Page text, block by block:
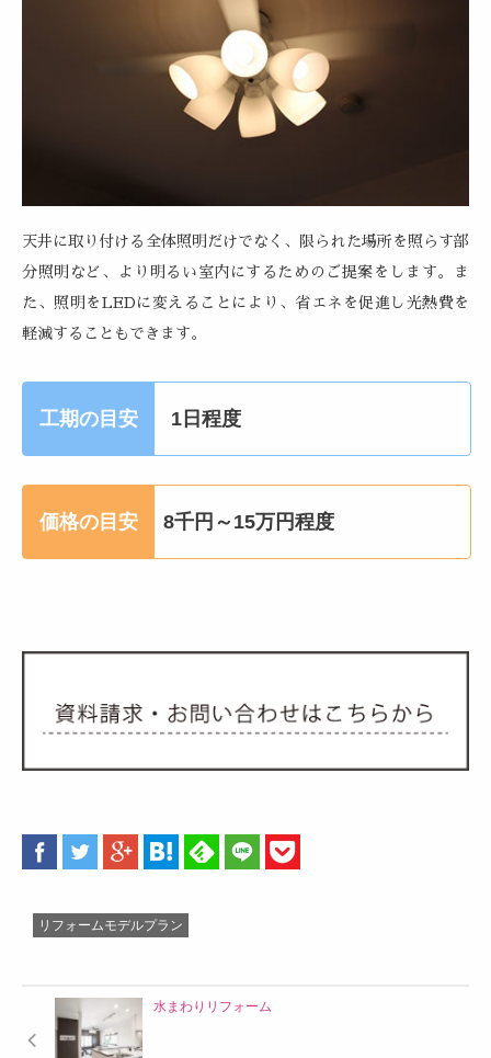
天井に取り付ける全体照明だけでなく、限られた場所を照らす部
分照明など、より明るい室内にするためのご提案をします。ま
た、照明をLEDに変えることにより、省エネを促進し光熱費を
軽減することもできます。
工期の目安 1日程度
価格の目安 8千円～15万円程度
リフォームモデルプラン
水まわりリフォーム